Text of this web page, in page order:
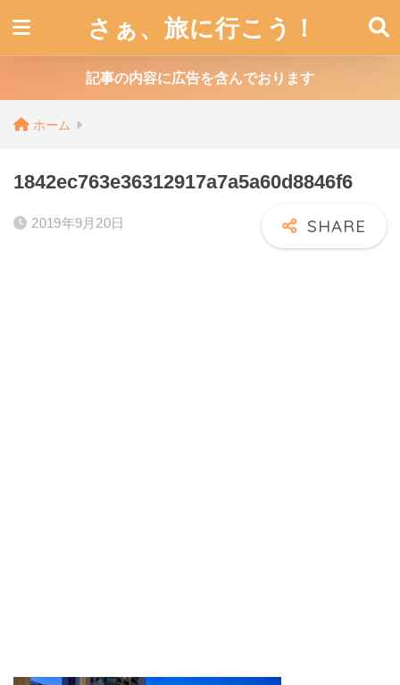
さぁ、旅に行こう！
記事の内容に広告を含んでおります
ホーム
1842ec763e36312917a7a5a60d8846f6
2019年9月20日